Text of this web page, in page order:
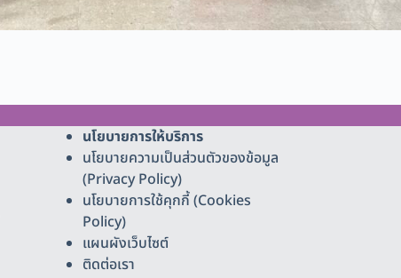
นโยบายการให้บริการ
นโยบายความเป็นส่วนตัวของข้อมูล
(Privacy Policy)
นโยบายการใช้คุกกี้ (Cookies
Policy)
แผนผังเว็บไซต์
ติดต่อเรา